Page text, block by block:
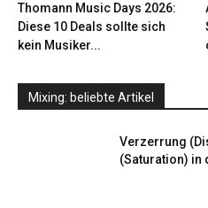
Thomann Music Days 2026:
Diese 10 Deals sollte sich
kein Musiker...
Mixing: beliebte Artikel
Verzerrung
(Saturation) in